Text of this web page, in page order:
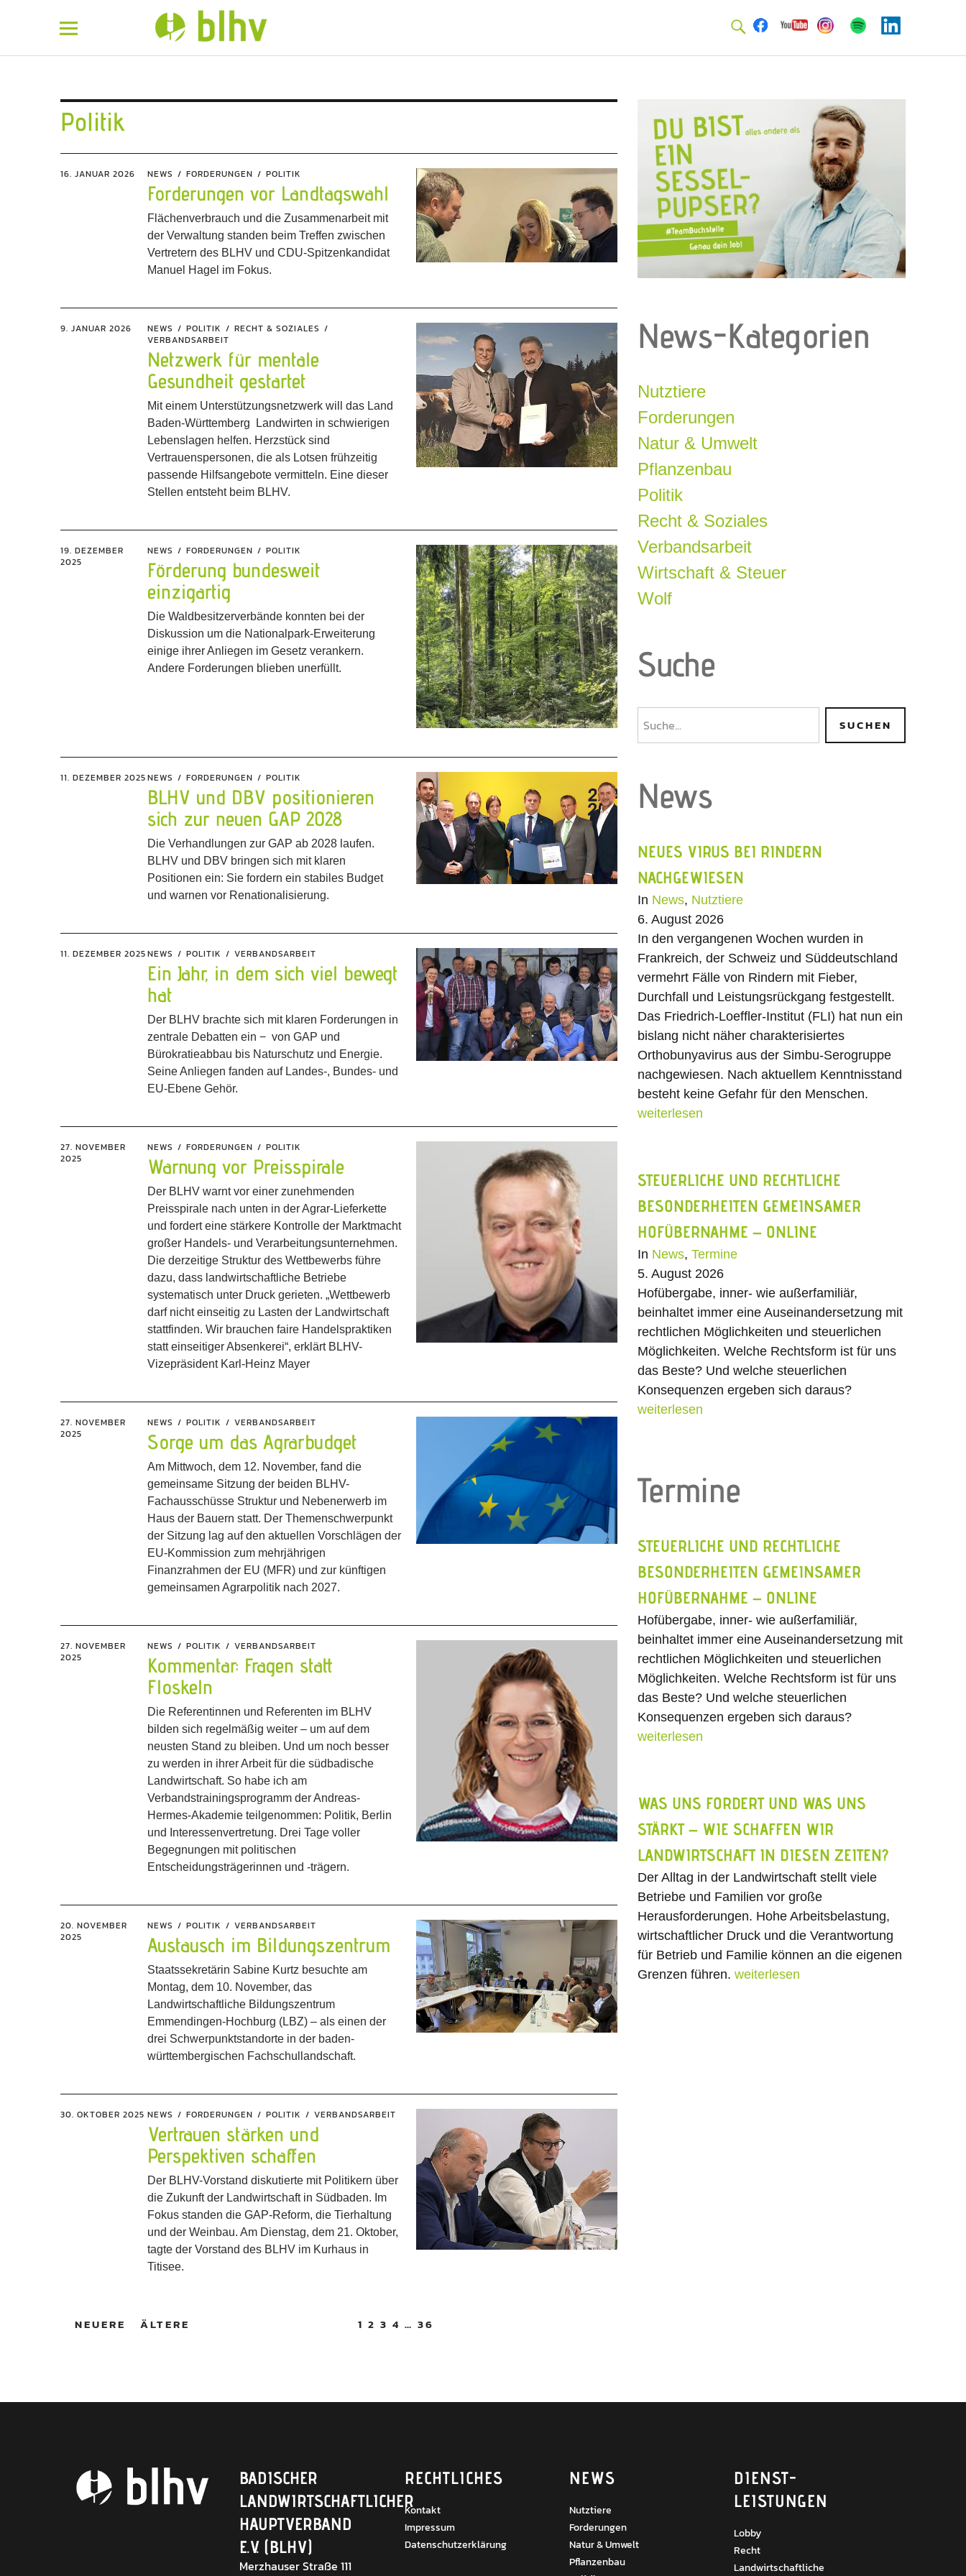
BLHV Facebook
YoutubeInstagram
SpotifyLinkedin
Politik
16. JANUAR 2026 NEWS FORDERUNGEN POLITIK
Forderungen vor Landtagswahl
Flächenverbrauch und die Zusammenarbeit mit
der Verwaltung standen beim Treffen zwischen
Vertretern des BLHV und CDU-Spitzenkandidat
Manuel Hagel im Fokus.
9. JANUAR 2026 NEWS POLITIK
RECHT & SOZIALES
VERBANDSARBEIT
Netzwerk für mentale
Gesundheit gestartet
Mit einem Unterstützungsnetzwerk will das Land
Baden-Württemberg Landwirten in schwierigen
Lebenslagen helfen. Herzstück sind
Vertrauenspersonen, die als Lotsen frühzeitig
passende Hilfsangebote vermitteln. Eine dieser
Stellen entsteht beim BLHV.
19. DEZEMBER
2025
NEWS FORDERUNGEN POLITIK
Förderung bundesweit
einzigartig
Die Waldbesitzerverbände konnten bei der
Diskussion um die Nationalpark-Erweiterung
einige ihrer Anliegen im Gesetz verankern.
Andere Forderungen blieben unerfüllt.
11. DEZEMBER 2025NEWS FORDERUNGEN POLITIK
BLHV und DBV positionieren
sich zur neuen GAP 2028
Die Verhandlungen zur GAP ab 2028 laufen.
BLHV und DBV bringen sich mit klaren
Positionen ein: Sie fordern ein stabiles Budget
und warnen vor Renationalisierung.
11. DEZEMBER 2025NEWS POLITIK VERBANDSARBEIT
Ein Jahr, in dem sich viel bewegt
hat
Der BLHV brachte sich mit klaren Forderungen in
zentrale Debatten ein − von GAP und
Bürokratieabbau bis Naturschutz und Energie.
Seine Anliegen fanden auf Landes-, Bundes- und
EU-Ebene Gehör.
27. NOVEMBER
2025
NEWS FORDERUNGEN POLITIK
Warnung vor Preisspirale
Der BLHV warnt vor einer zunehmenden
Preisspirale nach unten in der Agrar-Lieferkette
und fordert eine stärkere Kontrolle der Marktmacht
großer Handels- und Verarbeitungsunternehmen.
Die derzeitige Struktur des Wettbewerbs führe
dazu, dass landwirtschaftliche Betriebe
systematisch unter Druck gerieten. „Wettbewerb
darf nicht einseitig zu Lasten der Landwirtschaft
stattfinden. Wir brauchen faire Handelspraktiken
statt einseitiger Absenkerei“, erklärt BLHV-
Vizepräsident Karl-Heinz Mayer
27. NOVEMBER
2025
NEWS POLITIK VERBANDSARBEIT
Sorge um das Agrarbudget
Am Mittwoch, dem 12. November, fand die
gemeinsame Sitzung der beiden BLHV-
Fachausschüsse Struktur und Nebenerwerb im
Haus der Bauern statt. Der Themenschwerpunkt
der Sitzung lag auf den aktuellen Vorschlägen der
EU-Kommission zum mehrjährigen
Finanzrahmen der EU (MFR) und zur künftigen
gemeinsamen Agrarpolitik nach 2027.
27. NOVEMBER
2025
NEWS POLITIK VERBANDSARBEIT
Kommentar: Fragen statt
Floskeln
Die Referentinnen und Referenten im BLHV
bilden sich regelmäßig weiter – um auf dem
neusten Stand zu bleiben. Und um noch besser
zu werden in ihrer Arbeit für die südbadische
Landwirtschaft. So habe ich am
Verbandstrainingsprogramm der Andreas-
Hermes-Akademie teilgenommen: Politik, Berlin
und Interessenvertretung. Drei Tage voller
Begegnungen mit politischen
Entscheidungsträgerinnen und -trägern.
20. NOVEMBER
2025
NEWS POLITIK VERBANDSARBEIT
Austausch im Bildungszentrum
Staatssekretärin Sabine Kurtz besuchte am
Montag, dem 10. November, das
Landwirtschaftliche Bildungszentrum
Emmendingen-Hochburg (LBZ) – als einen der
drei Schwerpunktstandorte in der baden-
württembergischen Fachschullandschaft.
30. OKTOBER 2025 NEWS FORDERUNGEN POLITIK VERBANDSARBEIT
Vertrauen stärken und
Perspektiven schaffen
Der BLHV-Vorstand diskutierte mit Politikern über
die Zukunft der Landwirtschaft in Südbaden. Im
Fokus standen die GAP-Reform, die Tierhaltung
und der Weinbau. Am Dienstag, dem 21. Oktober,
tagte der Vorstand des BLHV im Kurhaus in
Titisee.
NEUERE 1 2 3 4 … 36
ÄLTERE
News-Kategorien
Nutztiere
Forderungen
Natur & Umwelt
Pflanzenbau
Politik
Recht & Soziales
Verbandsarbeit
Wirtschaft & Steuer
Wolf
Suche
News
NEUES VIRUS BEI RINDERN
NACHGEWIESEN
In News, Nutztiere
6. August 2026
In den vergangenen Wochen wurden in
Frankreich, der Schweiz und Süddeutschland
vermehrt Fälle von Rindern mit Fieber,
Durchfall und Leistungsrückgang festgestellt.
Das Friedrich-Loeffler-Institut (FLI) hat nun ein
bislang nicht näher charakterisiertes
Orthobunyavirus aus der Simbu-Serogruppe
nachgewiesen. Nach aktuellem Kenntnisstand
besteht keine Gefahr für den Menschen.
weiterlesen
STEUERLICHE UND RECHTLICHE
BESONDERHEITEN GEMEINSAMER
HOFÜBERNAHME – ONLINE
In News, Termine
5. August 2026
Hofübergabe, inner- wie außerfamiliär,
beinhaltet immer eine Auseinandersetzung mit
rechtlichen Möglichkeiten und steuerlichen
Möglichkeiten. Welche Rechtsform ist für uns
das Beste? Und welche steuerlichen
Konsequenzen ergeben sich daraus?
weiterlesen
Termine
STEUERLICHE UND RECHTLICHE
BESONDERHEITEN GEMEINSAMER
HOFÜBERNAHME – ONLINE
Hofübergabe, inner- wie außerfamiliär,
beinhaltet immer eine Auseinandersetzung mit
rechtlichen Möglichkeiten und steuerlichen
Möglichkeiten. Welche Rechtsform ist für uns
das Beste? Und welche steuerlichen
Konsequenzen ergeben sich daraus?
weiterlesen
WAS UNS FORDERT UND WAS UNS
STÄRKT – WIE SCHAFFEN WIR
LANDWIRTSCHAFT IN DIESEN ZEITEN?
Der Alltag in der Landwirtschaft stellt viele
Betriebe und Familien vor große
Herausforderungen. Hohe Arbeitsbelastung,
wirtschaftlicher Druck und die Verantwortung
für Betrieb und Familie können an die eigenen
Grenzen führen. weiterlesen
BADISCHER
LANDWIRTSCHAFTLICHER
HAUPTVERBAND
E.V. (BLHV)
Merzhauser Straße 111
RECHTLICHES
Kontakt
Impressum
Datenschutzerklärung
NEWS
Nutztiere
Forderungen
Natur & Umwelt
Pflanzenbau
DIENST­
LEISTUNGEN
Lobby
Recht
Landwirtschaftliche